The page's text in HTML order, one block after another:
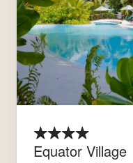
Equator Village